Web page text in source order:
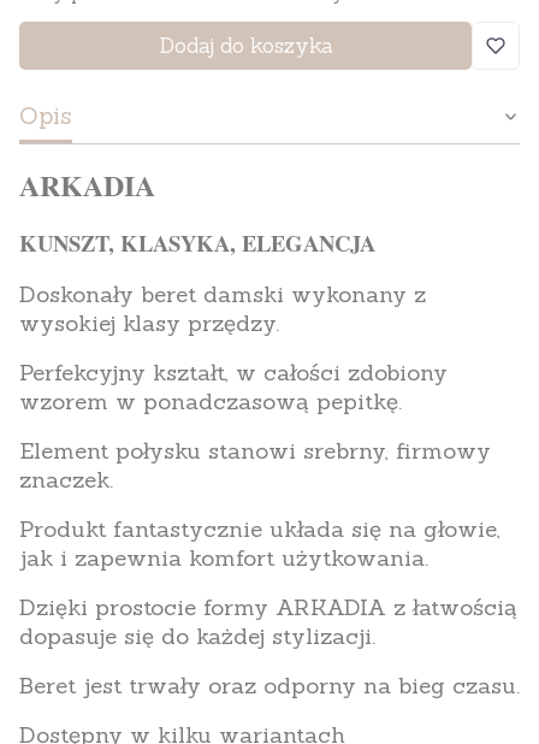
Dodaj do koszyka
Opis
ARKADIA
KUNSZT, KLASYKA, ELEGANCJA
Doskonały beret damski wykonany z
wysokiej klasy przędzy.
Perfekcyjny kształt, w całości zdobiony
wzorem w ponadczasową pepitkę.
Element połysku stanowi srebrny, firmowy
znaczek.
Produkt fantastycznie układa się na głowie,
jak i zapewnia komfort użytkowania.
Dzięki prostocie formy ARKADIA z łatwością
dopasuje się do każdej stylizacji.
Beret jest trwały oraz odporny na bieg czasu.
Dostępny w kilku wariantach